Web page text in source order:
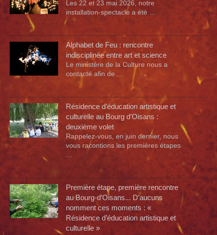
Les 22 et 23 mai 2026, notre
installation-spectacle a été …
Alphabet de Feu : rencontre
indisciplinée entre art et science
Le ministère de la Culture nous a
contacté afin de …
Résidence d’éducation artistique et
culturelle au Bourg d’Oisans :
deuxième volet
Rappelez-vous, en juin dernier, nous
vous racontions les premières étapes
Première étape, première rencontre
au Bourg-d’Oisans... D’aucuns
nomment ces moments : «
Résidence d’éducation artistique et
culturelle »